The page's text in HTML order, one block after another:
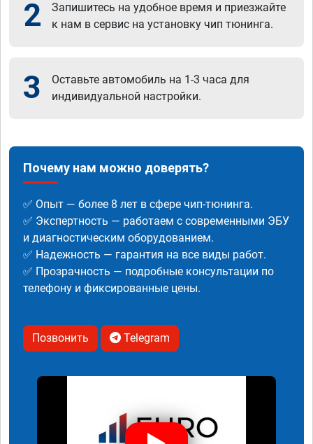
2
Запишитесь на удобное время и приезжайте
к нам в сервис на установку чип тюнинга.
3
Оставьте автомобиль на 1-3 часа для
индивидуальной настройки.
Почему нам можно доверять?
✅ Опыт — более 8 лет в сфере чип-тюнинга.
✅ Экспертность — работаем с современными ЭБУ
и диагностическим оборудованием.
✅ Надежность — гарантия на все виды работ.
✅ Прозрачность — подробные консультации по
телефону и фиксированные цены.
Позвонить Telegram